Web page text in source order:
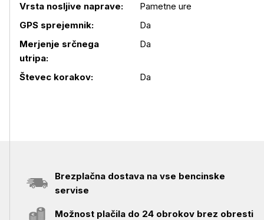
Podrobnosti izdelka
Vrsta nosljive naprave:
Pametne ure
GPS sprejemnik:
Da
Merjenje srčnega
utripa:
Da
Števec korakov: Da
Brezplačna dostava na vse bencinske
servise
Možnost plačila do 24 obrokov brez obresti